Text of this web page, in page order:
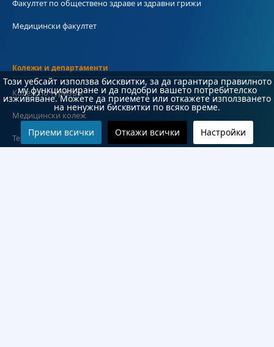
Факултет по обществено здраве и здравни грижи
Медицински факултет
Колежи и департаменти
Колеж по туризъм
Медицински колеж
Технически колеж
Този уебсайт използва бисквитки, за да гарантира правилното
му функциониране и да подобри вашето потребителско
изживяване. Можете да приемете или откажете използването
на ненужни бисквитки по всяко време.
Приеми всички Откажи всички Настройки